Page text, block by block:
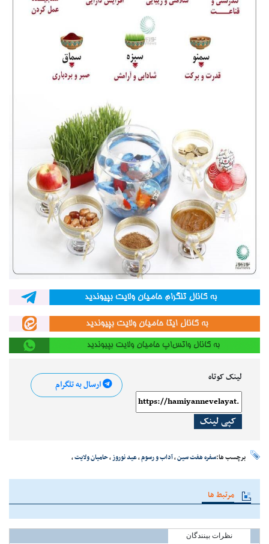
لینک کوتاه
کپی لینک
ارسال به تلگرام
برچسب ها:سفره هفت سین،آداب و رسوم،عید نوروز،حامیان ولایت،
مرتبط ها
نظرات بینندگان